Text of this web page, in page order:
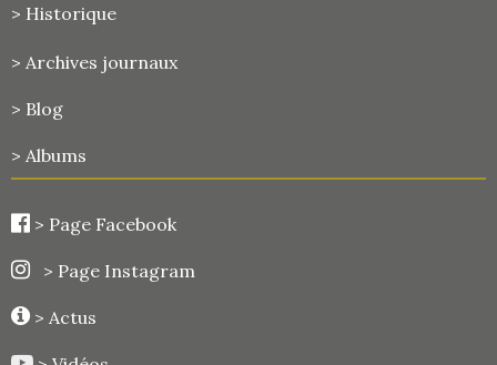
> Historique
> Archives journaux
> Blog
> Albums
> Page Facebook
> Page Instagram
> Actus